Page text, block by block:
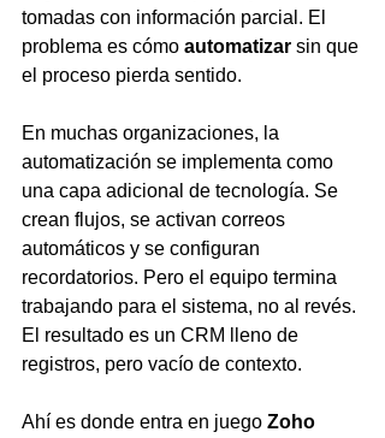
tomadas con información parcial. El
problema es cómo automatizar sin que
el proceso pierda sentido.
En muchas organizaciones, la
automatización se implementa como
una capa adicional de tecnología. Se
crean flujos, se activan correos
automáticos y se configuran
recordatorios. Pero el equipo termina
trabajando para el sistema, no al revés.
El resultado es un CRM lleno de
registros, pero vacío de contexto.
Ahí es donde entra en juego Zoho